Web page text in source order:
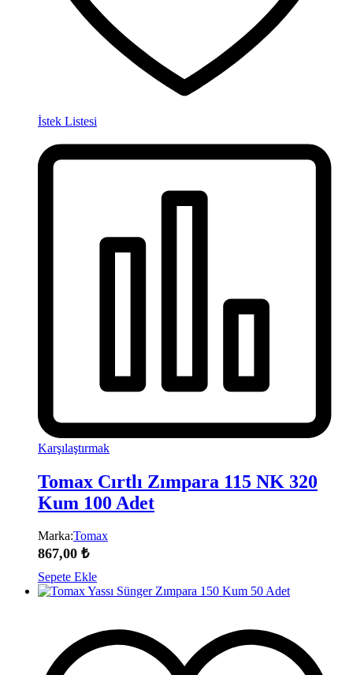
İstek Listesi
Karşılaştırmak
Tomax Cırtlı Zımpara 115 NK 320
Kum 100 Adet
Marka:Tomax
867,00 ₺
Sepete Ekle